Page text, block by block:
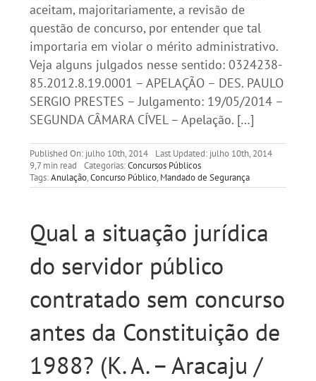
aceitam, majoritariamente, a revisão de
questão de concurso, por entender que tal
importaria em violar o mérito administrativo.
Veja alguns julgados nesse sentido: 0324238-
85.2012.8.19.0001 – APELAÇÃO – DES. PAULO
SERGIO PRESTES – Julgamento: 19/05/2014 –
SEGUNDA CÂMARA CÍVEL – Apelação. […]
Published On: julho 10th, 2014
Last Updated: julho 10th, 2014
9,7 min read
Categorias:Concursos Públicos
Tags:Anulação,Concurso Público, Mandado de Segurança
Qual a situação jurídica
do servidor público
contratado sem concurso
antes da Constituição de
1988? (K. A. – Aracaju /